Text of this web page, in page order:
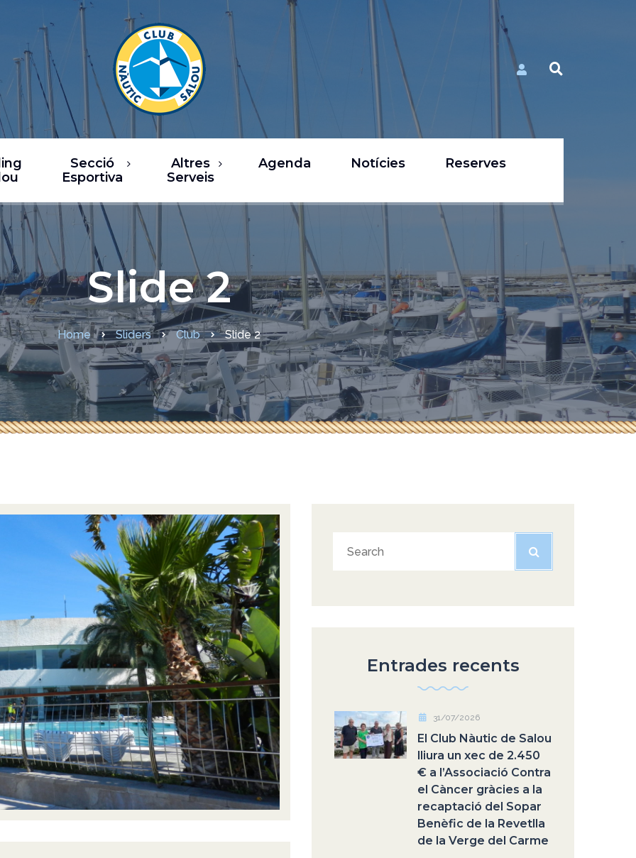
Secció
Esportiva
Cursos
Àrea de Vela
Pesca
Club Fitness
Mesures COVID-19
Altres
Serveis
Restaurants
Oci / Comerç
Xàrter i activitats
nàutiques
Serveis nàutics
Agenda Notícies Reserves
Slide 2
Home Sliders Club Slide 2
Entrades recents
31/07/2026
El Club Nàutic de Salou
lliura un xec de 2.450
€ a l’Associació Contra
el Càncer gràcies a la
recaptació del Sopar
Benèfic de la Revetlla
de la Verge del Carme